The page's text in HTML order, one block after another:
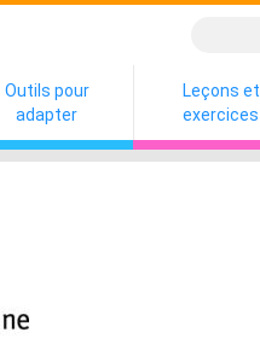
Outils pour
adapter
Leçons et
exercices